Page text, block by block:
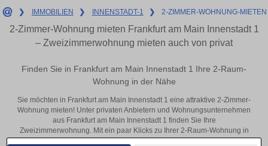
❯ IMMOBILIEN ❯ INNENSTADT-1 ❯ 2-ZIMMER-WOHNUNG-MIETEN
2-Zimmer-Wohnung mieten Frankfurt am Main Innenstadt 1
– Zweizimmerwohnung mieten auch von privat
Finden Sie in Frankfurt am Main Innenstadt 1 Ihre 2-Raum-
Wohnung in der Nähe
Sie möchten in Frankfurt am Main Innenstadt 1 eine attraktive 2-Zimmer-
Wohnung mieten! Unter privaten Anbietern und Wohnungsunternehmen
aus Frankfurt am Main Innenstadt 1 finden Sie Ihre
Zweizimmerwohnung. Mit ein paar Klicks zu Ihrer 2-Raum-Wohnung in
der Nähe.